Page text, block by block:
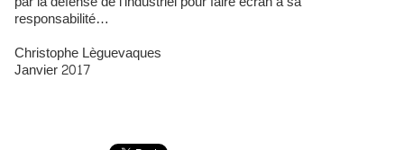
responsabilité…
Christophe Lèguevaques
Janvier 2017